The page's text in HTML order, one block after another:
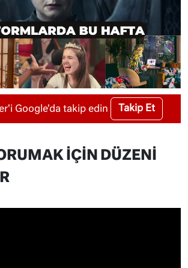
Google'da takip edin Takip Et
İÇİN DÜZENİ